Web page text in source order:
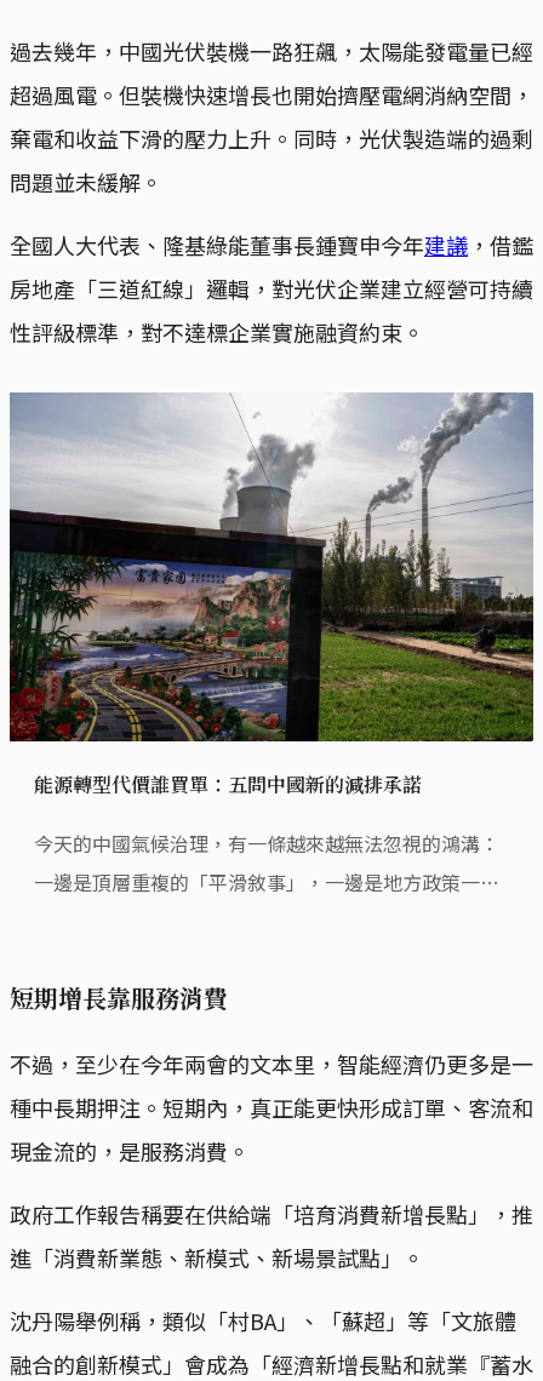
過去幾年，中國光伏裝機一路狂飆，太陽能發電量已經
超過風電。但裝機快速增長也開始擠壓電網消納空間，
棄電和收益下滑的壓力上升。同時，光伏製造端的過剩
問題並未緩解。
全國人大代表、隆基綠能董事長鍾寶申今年建議 ，借鑑
房地產「三道紅線」邏輯，對光伏企業建立經營可持續
性評級標準，對不達標企業實施融資約束。
能源轉型代價誰買單：五問中國新的減排承諾
今天的中國氣候治理，有一條越來越無法忽視的鴻溝：
一邊是頂層重複的「平滑敘事」，一邊是地方政策一會
短期增長靠服務消費
不過，至少在今年兩會的文本里，智能經濟仍更多是一
種中長期押注。短期內，真正能更快形成訂單、客流和
現金流的，是服務消費。
政府工作報告稱要在供給端「培育消費新增長點」，推
進「消費新業態、新模式、新場景試點」。
沈丹陽舉例稱，類似「村BA」、「蘇超」等「文旅體
融合的創新模式」會成為「經濟新增長點和就業『蓄水